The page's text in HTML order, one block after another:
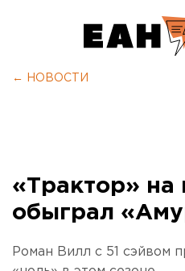
← НОВОСТИ
«Трактор» на
обыграл
Роман Вилл с 51 сэйвом